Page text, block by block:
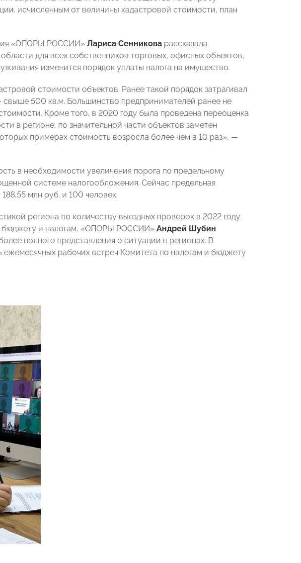
исчисленным от величины кадастровой стоимости, план
«ОПОРЫ РОССИИ» Лариса Сенникова рассказала
для всех собственников торговых, офисных объектов,
изменится порядок уплаты налога на имущество.
стоимости объектов. Ранее такой порядок затрагивал
свыше 500 кв.м. Большинство предпринимателей ранее не
Кроме того, в 2020 году была проведена переоценка
в регионе, по значительной части объектов заметен
примерах стоимость возросла более чем в 10 раз», —
в необходимости увеличения порога по предельному
системе налогообложения. Сейчас предельная
млн руб. и 100 человек.
региона по количеству выездных проверок в 2022 году:
бюджету и налогам, «ОПОРЫ РОССИИ» Андрей Шубин
полного представления о ситуации в регионах. В
рабочих встреч Комитета по налогам и бюджету